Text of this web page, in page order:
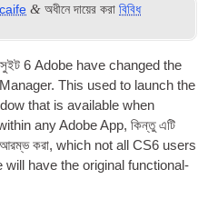
& অধীনে দায়ের করাবিবিধ
সুইট 6Adobe have changed the
This used to launch the
that is avail­able when
any Adobe App, কিন্তু এটি
আরম্ভ করা,which not all CS6 users
will have the ori­gin­al func­tion­al­